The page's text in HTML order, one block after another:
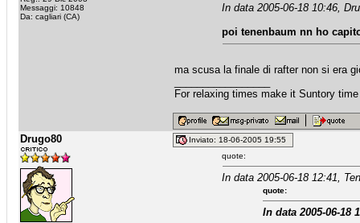
Messaggi: 10848
Da: cagliari (CA)
In data 2005-06-18 10:46,
poi tenenbaum nn ho
ma scusa la finale di rafter non si era
For relaxing times make it Suntory time
Drugo80
Inviato: 18-06-2005 19:55
quote:
In data 2005-06-18 12:41,
quote:
In data 2005-06-18